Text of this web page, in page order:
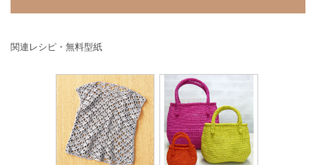
関連レシピ・無料型紙